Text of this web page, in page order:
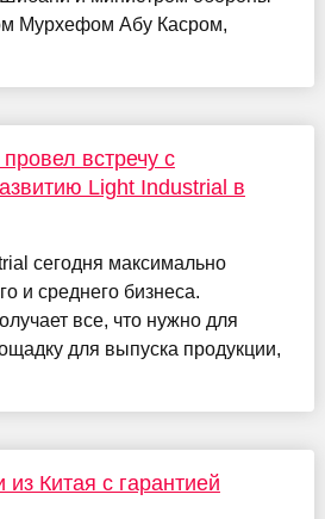
Мурхефом Абу Касром,
встречу с
Light Industrial в
сегодня максимально
и среднего бизнеса.
все, что нужно для
для выпуска продукции,
Китая с гарантией